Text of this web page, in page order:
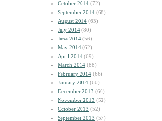
October 2014 (72)
September 2014 (68)
August 2014 (63)
July 2014 (80)
June 2014 (56)
May 2014 (62)
April 2014 (69)
March 2014 (88)
February 2014 (66)
January 2014 (60)
December 2013 (66)
November 2013 (52)
October 2013 (52)
September 2013 (57)